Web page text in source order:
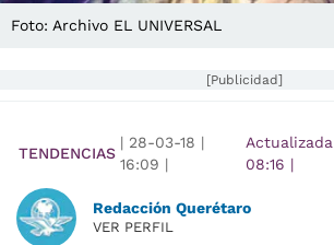
Foto: Archivo EL UNIVERSAL
[Publicidad]
TENDENCIAS
| 28-03-18 |
16:09 |
Actualizada
08:16 |
Redacción Querétaro
VER PERFIL